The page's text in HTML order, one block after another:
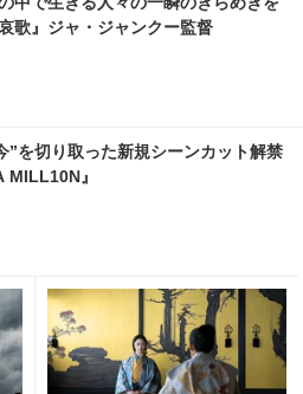
歌』ジャ・ジャンクー監督
”を切り取った新規シーンカット解禁
MILL10N』